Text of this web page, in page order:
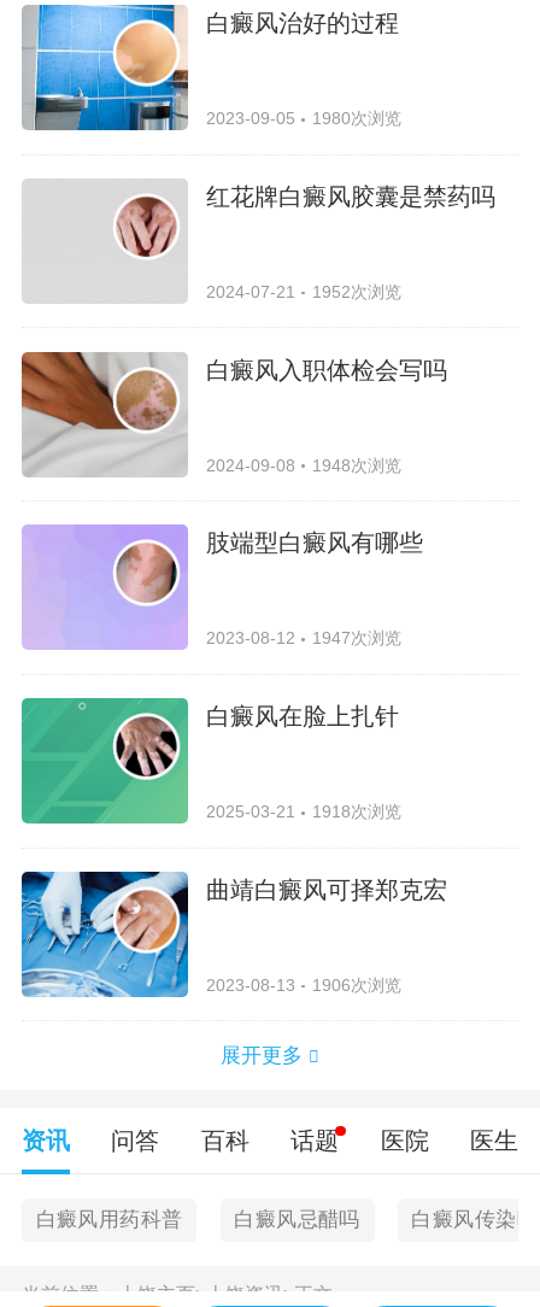
白癜风治好的过程
2023-09-05 1980次浏览
红花牌白癜风胶囊是禁药吗
2024-07-21 1952次浏览
白癜风入职体检会写吗
2024-09-08 1948次浏览
肢端型白癜风有哪些
2023-08-12 1947次浏览
白癜风在脸上扎针
2025-03-21 1918次浏览
曲靖白癜风可择郑克宏
2023-08-13 1906次浏览
展开更多
资讯 问答 百科 话题 医院 医生
白癜风用药科普 白癜风忌醋吗 白癜风传染
当前位置： 上饶主页> 上饶资讯> 正文